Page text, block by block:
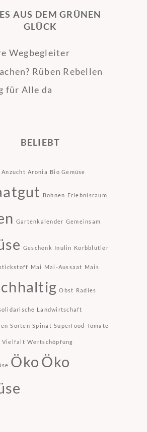
AUS DEM GRÜNEN
GLÜCK
Wegbegleiter
Rüben Rebellen
für Alle da
BELIEBT
Anzucht Aronia Bio Gemüse
Bohnen Erlebnisraum
Gartenkalender Gemeinsam
Geschenk Inulin Korbblütler
Mai Mai-Aussaat Mais
Obst Radies
Landwirtschaft
Sorten Spinat Superfood Tomate
Vielfalt Wertschöpfung
Öko Öko